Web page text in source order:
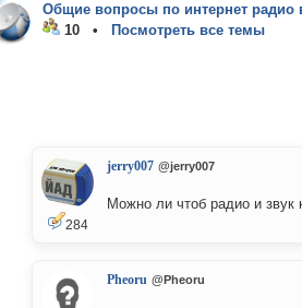
Общие вопросы по интернет радио
10 •
Посмотреть все темы
284
jerry007 @jerry007
Можно ли чтоб радио и звук
Pheoru @Pheoru